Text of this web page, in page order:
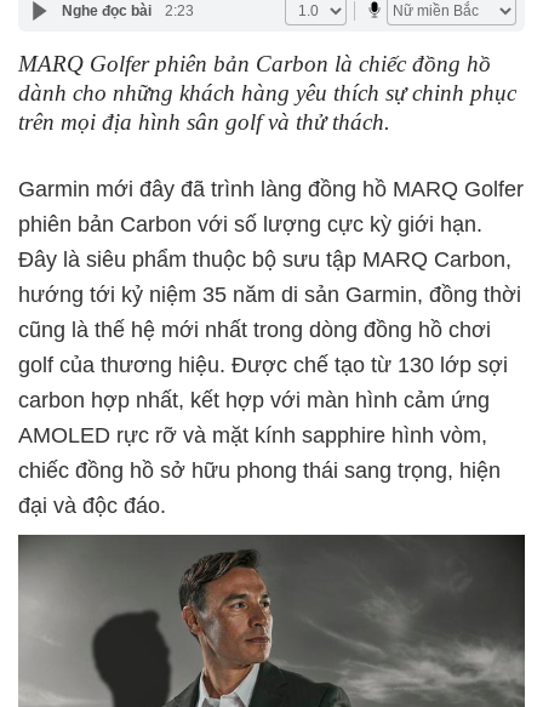
Nghe đọc bài 2:23
MARQ Golfer phiên bản Carbon là chiếc đồng hồ
dành cho những khách hàng yêu thích sự chinh phục
trên mọi địa hình sân golf và thử thách.
Garmin mới đây đã trình làng đồng hồ MARQ Golfer
phiên bản Carbon với số lượng cực kỳ giới hạn.
Đây là siêu phẩm thuộc bộ sưu tập MARQ Carbon,
hướng tới kỷ niệm 35 năm di sản Garmin, đồng thời
cũng là thế hệ mới nhất trong dòng đồng hồ chơi
golf của thương hiệu. Được chế tạo từ 130 lớp sợi
carbon hợp nhất, kết hợp với màn hình cảm ứng
AMOLED rực rỡ và mặt kính sapphire hình vòm,
chiếc đồng hồ sở hữu phong thái sang trọng, hiện
đại và độc đáo.